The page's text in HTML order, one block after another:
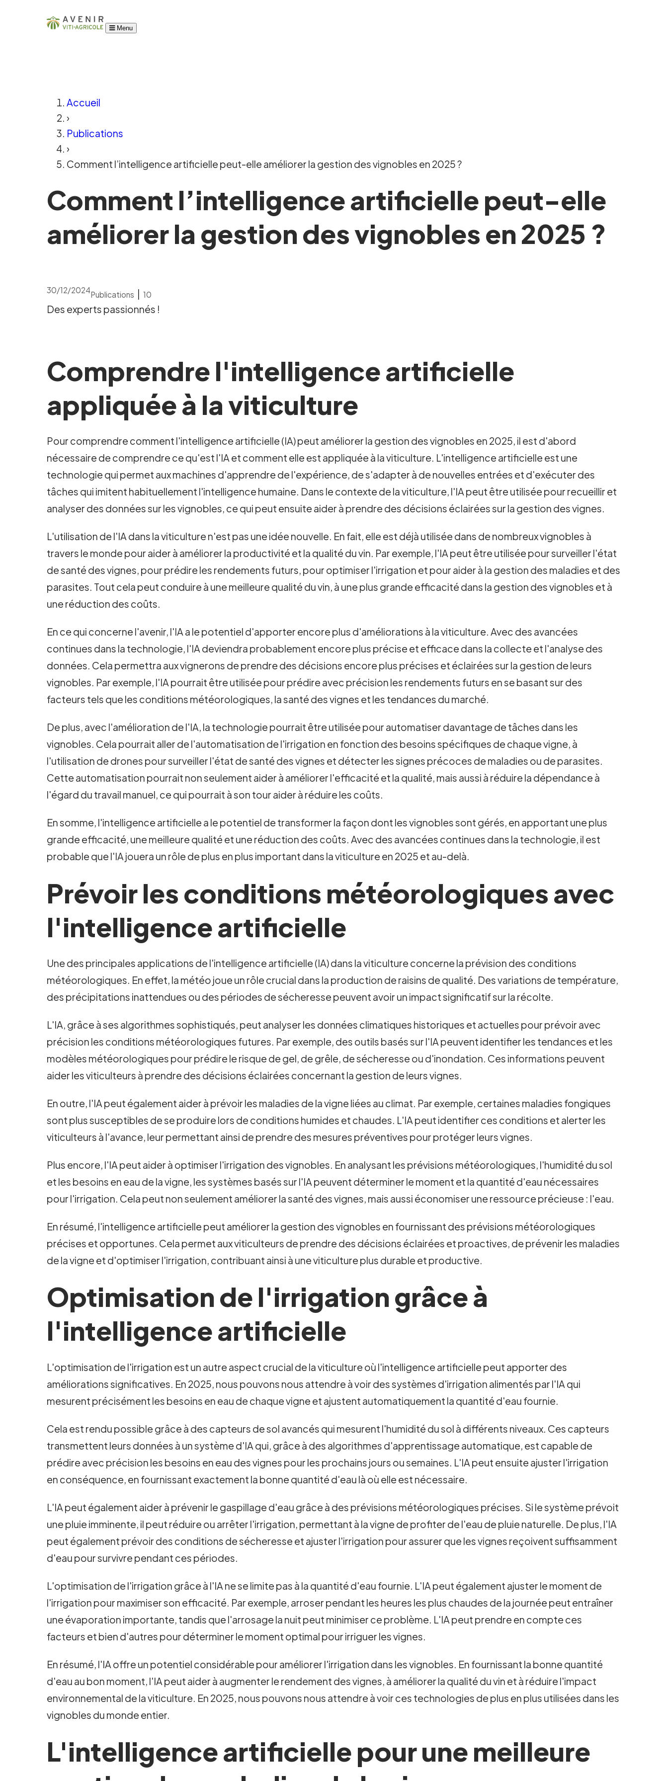
Menu
Accueil
›
Publications
›
Comment l’intelligence artificielle peut-elle améliorer la gestion des vignobles en 2025 ?
Comment l’intelligence artificielle peut-elle
améliorer la gestion des vignobles en 2025 ?
30/12/2024Publications |10
Des experts passionnés !
Comprendre l'intelligence artificielle
appliquée à la viticulture
Pour comprendre comment l'intelligence artificielle (IA) peut améliorer la gestion des vignobles en 2025, il est d'abord
nécessaire de comprendre ce qu'est l'IA et comment elle est appliquée à la viticulture. L'intelligence artificielle est une
technologie qui permet aux machines d'apprendre de l'expérience, de s'adapter à de nouvelles entrées et d'exécuter des
tâches qui imitent habituellement l'intelligence humaine. Dans le contexte de la viticulture, l'IA peut être utilisée pour recueillir et
analyser des données sur les vignobles, ce qui peut ensuite aider à prendre des décisions éclairées sur la gestion des vignes.
L'utilisation de l'IA dans la viticulture n'est pas une idée nouvelle. En fait, elle est déjà utilisée dans de nombreux vignobles à
travers le monde pour aider à améliorer la productivité et la qualité du vin. Par exemple, l'IA peut être utilisée pour surveiller l'état
de santé des vignes, pour prédire les rendements futurs, pour optimiser l'irrigation et pour aider à la gestion des maladies et des
parasites. Tout cela peut conduire à une meilleure qualité du vin, à une plus grande efficacité dans la gestion des vignobles et à
une réduction des coûts.
En ce qui concerne l'avenir, l'IA a le potentiel d'apporter encore plus d'améliorations à la viticulture. Avec des avancées
continues dans la technologie, l'IA deviendra probablement encore plus précise et efficace dans la collecte et l'analyse des
données. Cela permettra aux vignerons de prendre des décisions encore plus précises et éclairées sur la gestion de leurs
vignobles. Par exemple, l'IA pourrait être utilisée pour prédire avec précision les rendements futurs en se basant sur des
facteurs tels que les conditions météorologiques, la santé des vignes et les tendances du marché.
De plus, avec l'amélioration de l'IA, la technologie pourrait être utilisée pour automatiser davantage de tâches dans les
vignobles. Cela pourrait aller de l'automatisation de l'irrigation en fonction des besoins spécifiques de chaque vigne, à
l'utilisation de drones pour surveiller l'état de santé des vignes et détecter les signes précoces de maladies ou de parasites.
Cette automatisation pourrait non seulement aider à améliorer l'efficacité et la qualité, mais aussi à réduire la dépendance à
l'égard du travail manuel, ce qui pourrait à son tour aider à réduire les coûts.
En somme, l'intelligence artificielle a le potentiel de transformer la façon dont les vignobles sont gérés, en apportant une plus
grande efficacité, une meilleure qualité et une réduction des coûts. Avec des avancées continues dans la technologie, il est
probable que l'IA jouera un rôle de plus en plus important dans la viticulture en 2025 et au-delà.
Prévoir les conditions météorologiques avec
l'intelligence artificielle
Une des principales applications de l'intelligence artificielle (IA) dans la viticulture concerne la prévision des conditions
météorologiques. En effet, la météo joue un rôle crucial dans la production de raisins de qualité. Des variations de température,
des précipitations inattendues ou des périodes de sécheresse peuvent avoir un impact significatif sur la récolte.
L'IA, grâce à ses algorithmes sophistiqués, peut analyser les données climatiques historiques et actuelles pour prévoir avec
précision les conditions météorologiques futures. Par exemple, des outils basés sur l'IA peuvent identifier les tendances et les
modèles météorologiques pour prédire le risque de gel, de grêle, de sécheresse ou d'inondation. Ces informations peuvent
aider les viticulteurs à prendre des décisions éclairées concernant la gestion de leurs vignes.
En outre, l'IA peut également aider à prévoir les maladies de la vigne liées au climat. Par exemple, certaines maladies fongiques
sont plus susceptibles de se produire lors de conditions humides et chaudes. L'IA peut identifier ces conditions et alerter les
viticulteurs à l'avance, leur permettant ainsi de prendre des mesures préventives pour protéger leurs vignes.
Plus encore, l'IA peut aider à optimiser l'irrigation des vignobles. En analysant les prévisions météorologiques, l'humidité du sol
et les besoins en eau de la vigne, les systèmes basés sur l'IA peuvent déterminer le moment et la quantité d'eau nécessaires
pour l'irrigation. Cela peut non seulement améliorer la santé des vignes, mais aussi économiser une ressource précieuse : l'eau.
En résumé, l'intelligence artificielle peut améliorer la gestion des vignobles en fournissant des prévisions météorologiques
précises et opportunes. Cela permet aux viticulteurs de prendre des décisions éclairées et proactives, de prévenir les maladies
de la vigne et d'optimiser l'irrigation, contribuant ainsi à une viticulture plus durable et productive.
Optimisation de l'irrigation grâce à
l'intelligence artificielle
L'optimisation de l'irrigation est un autre aspect crucial de la viticulture où l'intelligence artificielle peut apporter des
améliorations significatives. En 2025, nous pouvons nous attendre à voir des systèmes d'irrigation alimentés par l'IA qui
mesurent précisément les besoins en eau de chaque vigne et ajustent automatiquement la quantité d'eau fournie.
Cela est rendu possible grâce à des capteurs de sol avancés qui mesurent l'humidité du sol à différents niveaux. Ces capteurs
transmettent leurs données à un système d'IA qui, grâce à des algorithmes d'apprentissage automatique, est capable de
prédire avec précision les besoins en eau des vignes pour les prochains jours ou semaines. L'IA peut ensuite ajuster l'irrigation
en conséquence, en fournissant exactement la bonne quantité d'eau là où elle est nécessaire.
L'IA peut également aider à prévenir le gaspillage d'eau grâce à des prévisions météorologiques précises. Si le système prévoit
une pluie imminente, il peut réduire ou arrêter l'irrigation, permettant à la vigne de profiter de l'eau de pluie naturelle. De plus, l'IA
peut également prévoir des conditions de sécheresse et ajuster l'irrigation pour assurer que les vignes reçoivent suffisamment
d'eau pour survivre pendant ces périodes.
L'optimisation de l'irrigation grâce à l'IA ne se limite pas à la quantité d'eau fournie. L'IA peut également ajuster le moment de
l'irrigation pour maximiser son efficacité. Par exemple, arroser pendant les heures les plus chaudes de la journée peut entraîner
une évaporation importante, tandis que l'arrosage la nuit peut minimiser ce problème. L'IA peut prendre en compte ces
facteurs et bien d'autres pour déterminer le moment optimal pour irriguer les vignes.
En résumé, l'IA offre un potentiel considérable pour améliorer l'irrigation dans les vignobles. En fournissant la bonne quantité
d'eau au bon moment, l'IA peut aider à augmenter le rendement des vignes, à améliorer la qualité du vin et à réduire l'impact
environnemental de la viticulture. En 2025, nous pouvons nous attendre à voir ces technologies de plus en plus utilisées dans les
vignobles du monde entier.
L'intelligence artificielle pour une meilleure